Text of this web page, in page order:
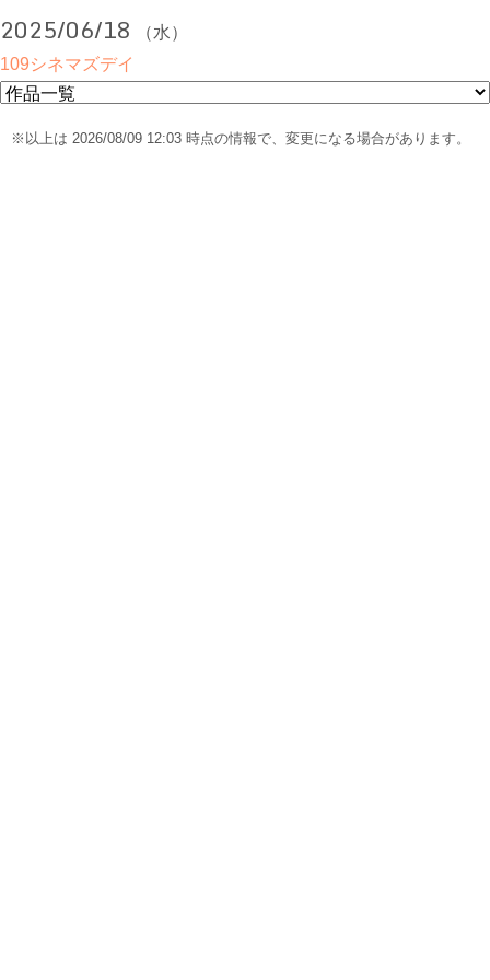
2025/06/18
（水）
109シネマズデイ
※以上は 2026/08/09 12:03 時点の情報で、変更になる場合があります。